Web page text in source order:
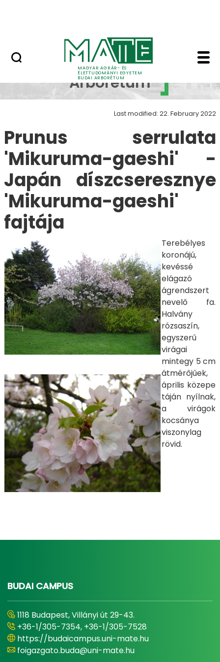
MAGYAR AGRÁR- ÉS
ÉLETTUDOMÁNYI EGYETEM
BUDAI ARBORÉTUM
Prunus serrulata
Budai
Arborétum
Last modified: 22. February 2022
Prunus serrulata
'Mikuruma-gaeshi' -
Japán díszcseresznye
'Mikuruma-gaeshi'
fajtája
Terebélyes
koronájú,
kevéssé
elágazó
ágrendszert
nevelő fa.
Halvány
rózsaszín,
egyszerű
virágai
mintegy 5 cm
átmérőjűek,
április közepe
táján nyílnak,
a virágok
kocsánya
viszonylag
rövid.
BUDAI CAMPUS
1118 Budapest, Villányi út 29-43.
+36-1/305-7354, +36-1/305-7528
https://budaicampus.uni-mate.hu
foigazgato.buda@uni-mate.hu